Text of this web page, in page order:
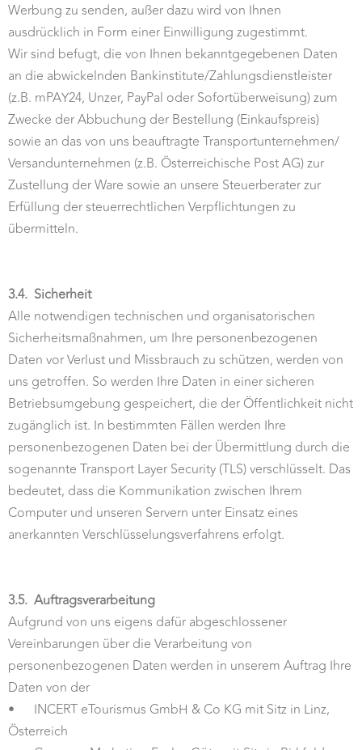
Werbung zu senden, außer dazu wird von Ihnen
ausdrücklich in Form einer Einwilligung zugestimmt.
Wir sind befugt, die von Ihnen bekanntgegebenen Daten
an die abwickelnden Bankinstitute/Zahlungsdienstleister
(z.B. mPAY24, Unzer, PayPal oder Sofortüberweisung) zum
Zwecke der Abbuchung der Bestellung (Einkaufspreis)
sowie an das von uns beauftragte Transportunternehmen/
Versandunternehmen (z.B. Österreichische Post AG) zur
Zustellung der Ware sowie an unsere Steuerberater zur
Erfüllung der steuerrechtlichen Verpflichtungen zu
übermitteln.
3.4. Sicherheit
Alle notwendigen technischen und organisatorischen
Sicherheitsmaßnahmen, um Ihre personenbezogenen
Daten vor Verlust und Missbrauch zu schützen, werden von
uns getroffen. So werden Ihre Daten in einer sicheren
Betriebsumgebung gespeichert, die der Öffentlichkeit nicht
zugänglich ist. In bestimmten Fällen werden Ihre
personenbezogenen Daten bei der Übermittlung durch die
sogenannte Transport Layer Security (TLS) verschlüsselt. Das
bedeutet, dass die Kommunikation zwischen Ihrem
Computer und unseren Servern unter Einsatz eines
anerkannten Verschlüsselungsverfahrens erfolgt.
3.5. Auftragsverarbeitung
Aufgrund von uns eigens dafür abgeschlossener
Vereinbarungen über die Verarbeitung von
personenbezogenen Daten werden in unserem Auftrag Ihre
Daten von der
•
INCERT eTourismus GmbH & Co KG mit Sitz in Linz,
Österreich